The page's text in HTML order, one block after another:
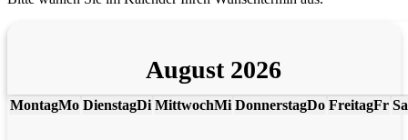
August 2026
MontagMo DienstagDi MittwochMi DonnerstagDo FreitagFr